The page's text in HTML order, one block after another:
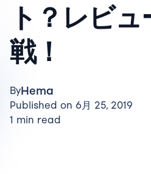
ト？レビ
戦！
ByHema
Published on 6月 25, 2019
1 min read